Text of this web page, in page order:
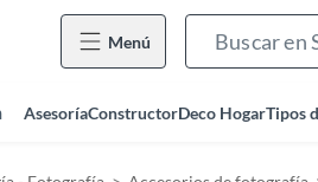
Menú
AsesoríaConstructorDeco HogarTipos